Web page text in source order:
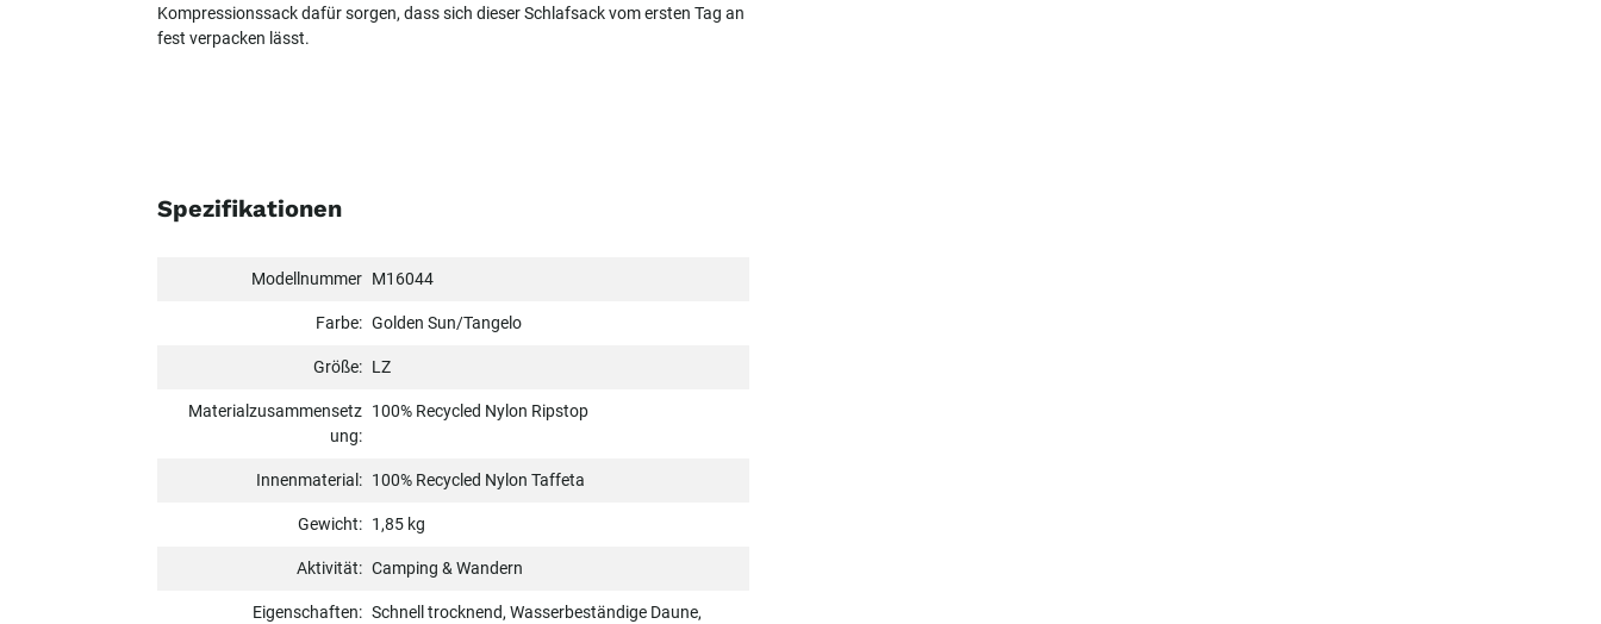
Kompressionssack dafür sorgen, dass sich dieser Schlafsack vom ersten Tag an
fest verpacken lässt.
Spezifikationen
Modellnummer M16044
Farbe: Golden Sun/Tangelo
Größe: LZ
Materialzusammensetz
ung:
100% Recycled Nylon Ripstop
Innenmaterial: 100% Recycled Nylon Taffeta
Gewicht: 1,85 kg
Aktivität: Camping & Wandern
Eigenschaften: Schnell trocknend, Wasserbeständige Daune,